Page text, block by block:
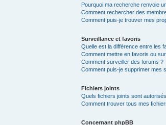
Pourquoi ma recherche renvoie
Comment rechercher des
Comment puis-je trouver mes
Surveillance et favoris
Quelle est la différence entre les
Comment mettre en favoris ou
Comment surveiller des forums ?
Comment puis-je supprimer mes
Fichiers joints
Quels fichiers joints sont
Comment trouver tous mes
Concernant phpBB